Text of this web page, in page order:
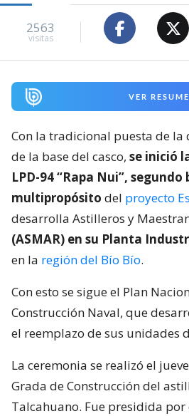
2563
visitas
VER
Con la tradicional puesta de la
de la base del casco, se inició
LPD-94 “Rapa Nui”, segundo
multipropósito del proyecto
desarrolla Astilleros y
(ASMAR) en su Planta
en la región del Bío Bío.
Con esto se sigue el Plan
Construcción Naval, que
el reemplazo de sus unidades
La ceremonia se realizó el
Grada de Construcción del
Talcahuano. Fue presidida